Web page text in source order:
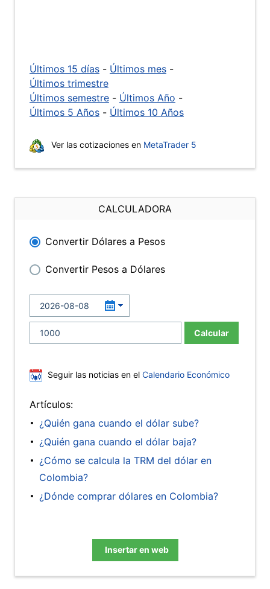
Últimos 15 días - Últimos mes -
Últimos trimestre
Últimos semestre - Últimos Año -
Últimos 5 Años - Últimos 10 Años
Ver las cotizaciones en MetaTrader 5
CALCULADORA
Convertir Dólares a Pesos
Convertir Pesos a Dólares
Calcular
Seguir las noticias en el Calendario Económico
Artículos:
¿Quién gana cuando el dólar sube?
¿Quién gana cuando el dólar baja?
¿Cómo se calcula la TRM del dólar en
Colombia?
¿Dónde comprar dólares en Colombia?
Insertar en web